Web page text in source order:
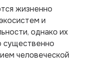
жизненно
и
однако их
существенно
человеческой